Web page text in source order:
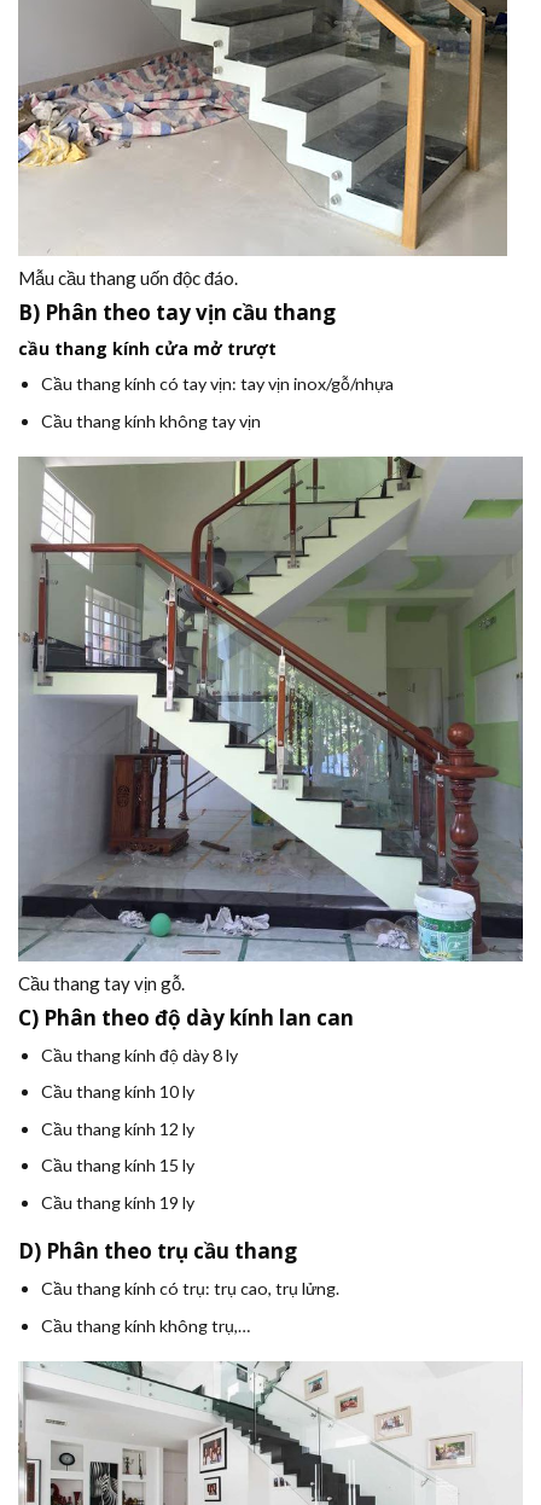
Mẫu cầu thang uốn độc đáo.
B) Phân theo tay vịn cầu thang
cầu thang kính cửa mở trượt
Cầu thang kính có tay vịn: tay vịn inox/gỗ/nhựa
Cầu thang kính không tay vịn
Cầu thang tay vịn gỗ.
C) Phân theo độ dày kính lan can
Cầu thang kính độ dày 8 ly
Cầu thang kính 10 ly
Cầu thang kính 12 ly
Cầu thang kính 15 ly
Cầu thang kính 19 ly
D) Phân theo trụ cầu thang
Cầu thang kính có trụ: trụ cao, trụ lửng.
Cầu thang kính không trụ,…